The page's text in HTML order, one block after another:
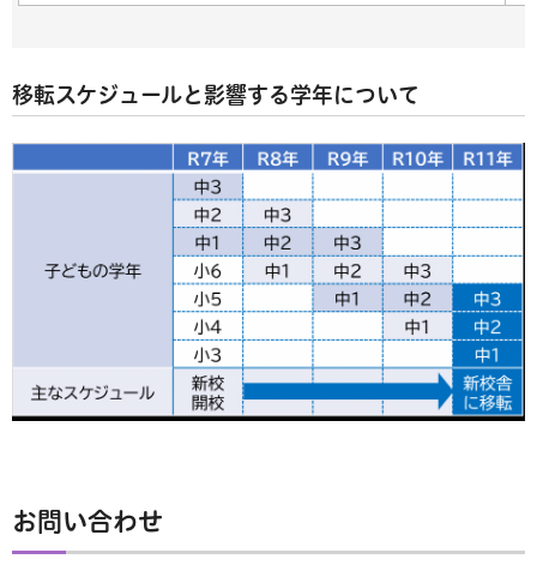
移転スケジュールと影響する学年について
お問い合わせ